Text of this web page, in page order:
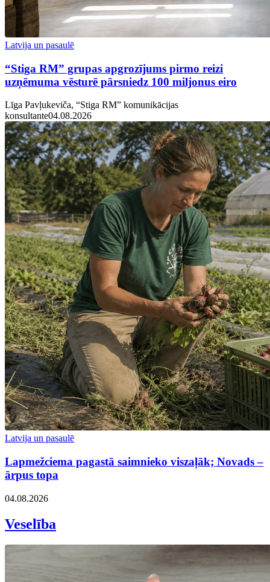
Latvija un pasaulē
“Stiga RM” grupas apgrozījums pirmo reizi
uzņēmuma vēsturē pārsniedz 100 miljonus eiro
Līga Pavļukeviča, “Stiga RM” komunikācijas
konsultante04.08.2026
Latvija un pasaulē
Lapmežciema pagastā saimnieko viszaļāk; Novads –
ārpus topa
04.08.2026
Veselība